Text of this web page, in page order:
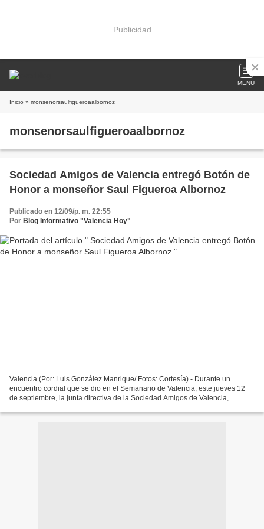
Publicidad
MENU
Inicio » monsenorsaulfigueroaalbornoz
monsenorsaulfigueroaalbornoz
Sociedad Amigos de Valencia entregó Botón de
Honor a monseñor Saul Figueroa Albornoz
Publicado en 12/09/p. m. 22:55
Por Blog Informativo "Valencia Hoy"
Valencia (Por: Luis González Manrique/ Fotos: Cortesía).- Durante un
encuentro cordial que se dio en el Semanario de Valencia, este jueves 12
de septiembre, la junta directiva de la Sociedad Amigos de Valencia,